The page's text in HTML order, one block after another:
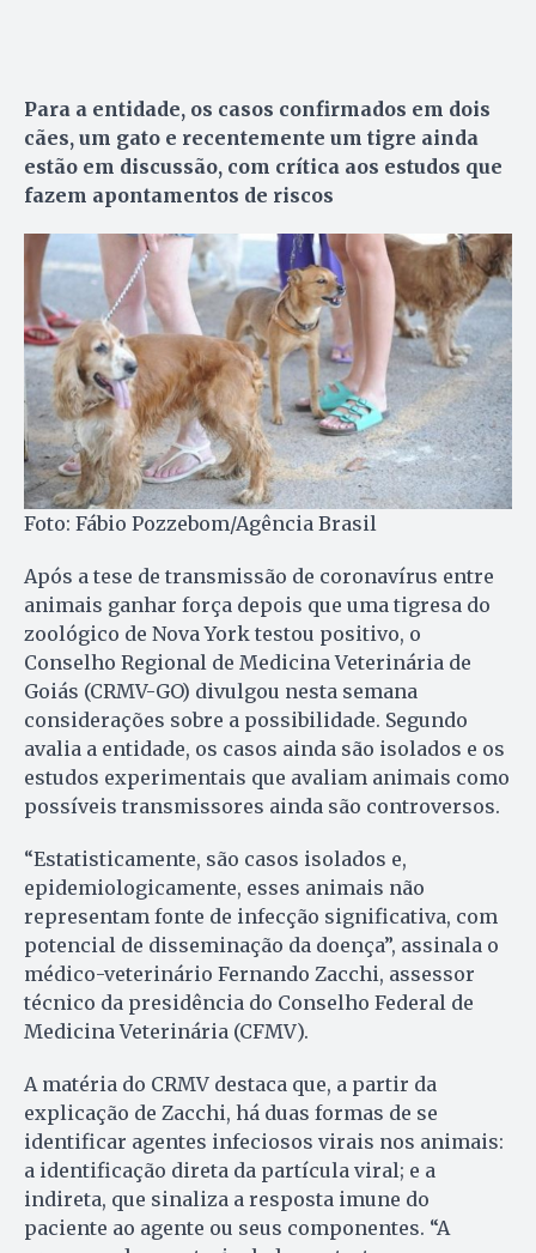
Para a entidade, os casos confirmados em dois
cães, um gato e recentemente um tigre ainda
estão em discussão, com crítica aos estudos que
fazem apontamentos de riscos
Foto: Fábio Pozzebom/Agência Brasil
Após a tese de transmissão de coronavírus entre
animais ganhar força depois que uma tigresa do
zoológico de Nova York testou positivo, o
Conselho Regional de Medicina Veterinária de
Goiás (CRMV-GO) divulgou nesta semana
considerações sobre a possibilidade. Segundo
avalia a entidade, os casos ainda são isolados e os
estudos experimentais que avaliam animais como
possíveis transmissores ainda são controversos.
“Estatisticamente, são casos isolados e,
epidemiologicamente, esses animais não
representam fonte de infecção significativa, com
potencial de disseminação da doença”, assinala o
médico-veterinário Fernando Zacchi, assessor
técnico da presidência do Conselho Federal de
Medicina Veterinária (CFMV).
A matéria do CRMV destaca que, a partir da
explicação de Zacchi, há duas formas de se
identificar agentes infeciosos virais nos animais:
a identificação direta da partícula viral; e a
indireta, que sinaliza a resposta imune do
paciente ao agente ou seus componentes. “A